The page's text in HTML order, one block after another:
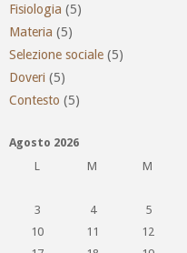
Fisiologia (5)
Materia (5)
Selezione sociale (5)
Doveri (5)
Contesto (5)
Agosto 2026
L
M M
3
4 5
10
11 12